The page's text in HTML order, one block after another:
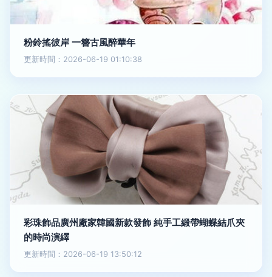
粉鈴搖彼岸 一簪古風醉華年
更新時間：2026-06-19 01:10:38
彩珠飾品廣州廠家韓國新款發飾 純手工緞帶蝴蝶結爪夾
的時尚演繹
更新時間：2026-06-19 13:50:12